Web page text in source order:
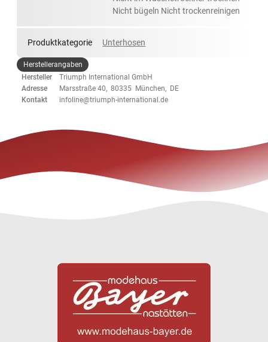
Nicht bügeln Nicht trockenreinigen
Produktkategorie Unterhosen
Herstellerangaben
Hersteller
Triumph International GmbH
Adresse
Marsstraße 40, 80335 München, DE
Kontakt
infoline@triumph-international.de